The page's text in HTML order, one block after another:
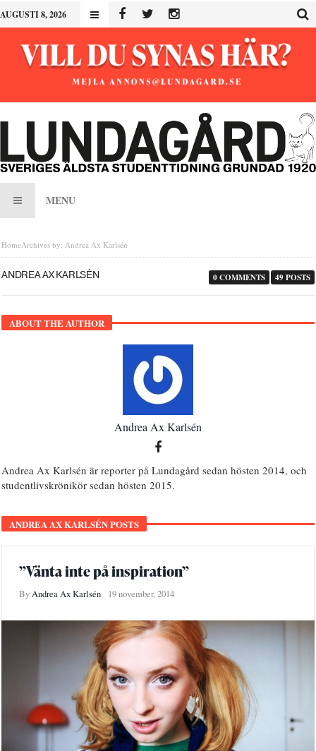
AUGUSTI 8, 2026
MENU
HomeArchives by: Andrea Ax Karlsén
ANDREA AX KARLSÉN 49 POSTS
0 COMMENTS
ABOUT THE AUTHOR
Andrea Ax Karlsén
Andrea Ax Karlsén är reporter på Lundagård sedan hösten 2014, och
studentlivskrönikör sedan hösten 2015.
ANDREA AX KARLSÉN POSTS
”Vänta inte på inspiration”
ByAndrea Ax Karlsén 19 november, 2014